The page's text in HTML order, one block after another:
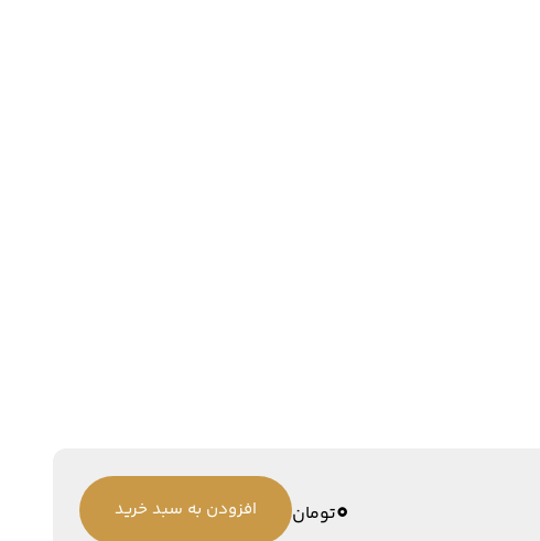
0تومان افزودن به سبد خرید